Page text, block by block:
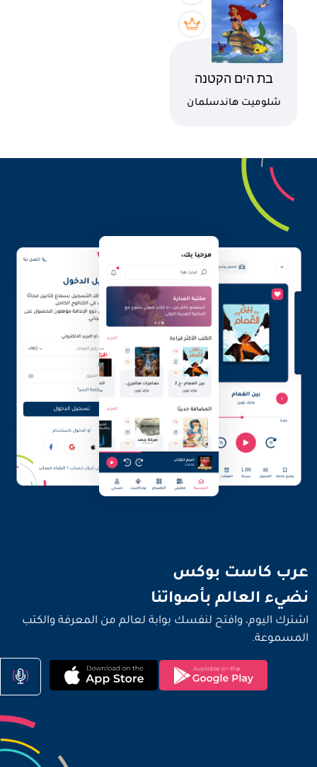
اسم الكتاب
בת הים הקטנה
كاتب
شلوميت هاندسلمان
عرب كاست بوكس
نضيء العالم بأصواتنا
اشترك اليوم، وافتح لنفسك بوابة لعالم من المعرفة والكتب
المسموعة.